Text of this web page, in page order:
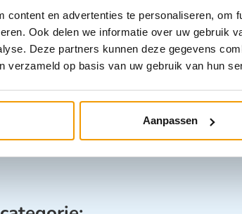
content en advertenties te personaliseren, om
Ook delen we informatie over uw gebruik
Deze partners kunnen deze gegevens
verzameld op basis van uw gebruik van hun
Aanpassen